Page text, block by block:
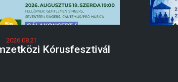
2026.08.21
Kórusfesztivál